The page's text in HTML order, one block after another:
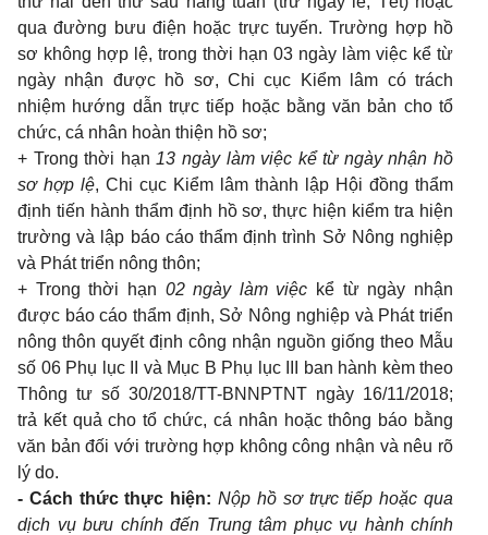
qua đường bưu điện hoặc trực tuyến. Trường hợp hồ
sơ không hợp lệ, trong thời hạn 03 ngày làm việc kể từ
ngày nhận được hồ sơ, Chi cục Kiểm lâm có trách
nhiệm hướng dẫn trực tiếp hoặc bằng văn bản cho tổ
chức, cá nhân hoàn thiện hồ sơ;
+ Trong thời hạn 13 ngày làm việc kể từ ngày nhận hồ
sơ hợp lệ, Chi cục Kiểm lâm thành lập Hội đồng thẩm
định tiến hành thẩm định hồ sơ, thực hiện kiểm tra hiện
trường và lập báo cáo thẩm định trình Sở Nông nghiệp
và Phát triển nông thôn;
+ Trong thời hạn 02 ngày làm việc kể từ ngày nhận
được báo cáo thẩm định, Sở Nông nghiệp và Phát triển
nông thôn quyết định công nhận nguồn giống theo Mẫu
số 06 Phụ lục II và Mục B Phụ lục III ban hành kèm theo
Thông tư số 30/2018/TT-BNNPTNT ngày 16/11/2018;
trả kết quả cho tổ chức, cá nhân hoặc thông báo bằng
văn bản đối với trường hợp không công nhận và nêu rõ
lý do.
- Cách thức thực hiện: Nộp hồ sơ trực tiếp hoặc qua
dịch vụ bưu chính đến Trung tâm phục vụ hành chính